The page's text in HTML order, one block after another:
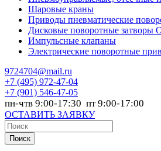
Шаровые краны
Приводы пневматические
Дисковые поворотные затворы
Импульсные клапаны
Электрические поворотные
9724704@mail.ru
+7 (495) 972-47-04
+7 (901) 546-47-05
пн-чтв 9:00-17:30 пт 9:00-17:00
ОСТАВИТЬ ЗАЯВКУ
Поиск